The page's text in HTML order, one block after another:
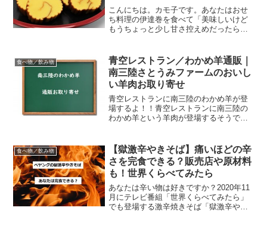
こんにちは。カモ子です。あなたはおせ
ち料理の伊達巻を食べて「美味しいけど
もうちょっと少し甘さ控えめだったらい
ですが、それでも激甘伊達巻に当たると
「ああ、、、」と残念な気...
食べ物／飲み物
青空レストラン／わかめ羊通販｜
南三陸さとうみファームのおいし
い羊肉お取り寄せ
青空レストランに南三陸のわかめ羊が登
場するよ！！青空レストランに南三陸の
わかめ羊という羊肉が登場するそうで
のために通販情報から。わかめ羊300g＠
南三陸さとうみファーム...
食べ物／飲み物
【獄激辛やきそば】痛いほどの辛
さを完食できる？販売店や原材料
も！世界くらべてみたら
あなたは辛い物は好きですか？2020年11
月にテレビ番組「世界くらべてみたら」
でも登場する激辛焼きそば「獄激辛やき